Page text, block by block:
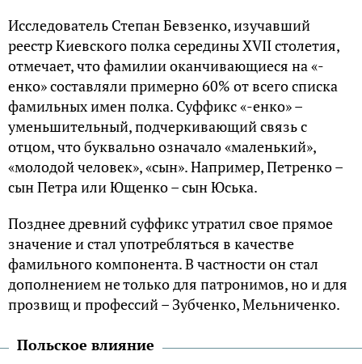
Исследователь Степан Бевзенко, изучавший
реестр Киевского полка середины XVII столетия,
отмечает, что фамилии оканчивающиеся на «-
енко» составляли примерно 60% от всего списка
фамильных имен полка. Суффикс «-енко» –
уменьшительный, подчеркивающий связь с
отцом, что буквально означало «маленький»,
«молодой человек», «сын». Например, Петренко –
сын Петра или Ющенко – сын Юська.
Позднее древний суффикс утратил свое прямое
значение и стал употребляться в качестве
фамильного компонента. В частности он стал
дополнением не только для патронимов, но и для
прозвищ и профессий – Зубченко, Мельниченко.
Польское влияние